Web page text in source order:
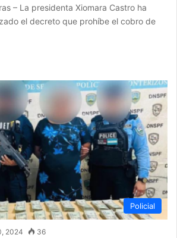
– La presidenta Xiomara Castro ha
el decreto que prohíbe el cobro de
Policial
2024 36